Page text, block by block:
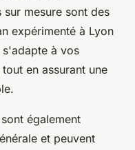
sur mesure sont des
expérimenté à Lyon
à vos
en assurant une
sont également
et peuvent